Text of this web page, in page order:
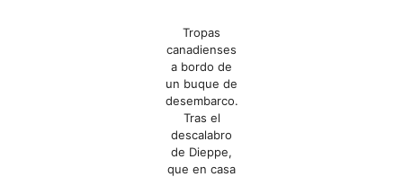
Tropas
canadienses
a bordo de
un buque de
desembarco.
Tras el
descalabro
de Dieppe,
que en casa